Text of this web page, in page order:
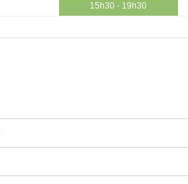
15h30 - 19h30